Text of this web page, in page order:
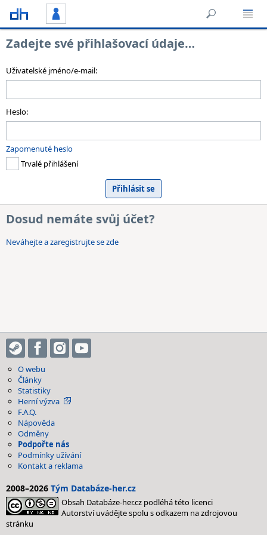
Zadejte své přihlašovací údaje…
Uživatelské jméno/e-mail:
Heslo:
Zapomenuté heslo
Trvalé přihlášení
Dosud nemáte svůj účet?
Neváhejte a zaregistrujte se zde
O webu
Články
Statistiky
Herní výzva
F.A.Q.
Nápověda
Odměny
Podpořte nás
Podmínky užívání
Kontakt a reklama
2008–2026 Tým Databáze-her.cz
Obsah Databáze-her.cz podléhá této licenci
Autorství uvádějte spolu s odkazem na zdrojovou
stránku